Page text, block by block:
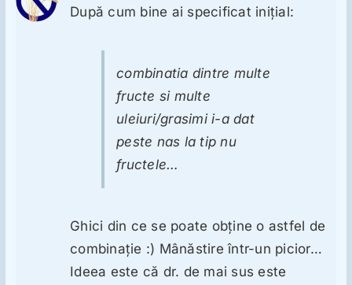
După cum bine ai specificat iniţial:
combinatia dintre multe
fructe si multe
uleiuri/grasimi i-a dat
peste nas la tip nu
fructele…
Ghici din ce se poate obţine o astfel de
combinaţie :) Mânăstire într-un picior…
Ideea este că dr. de mai sus este